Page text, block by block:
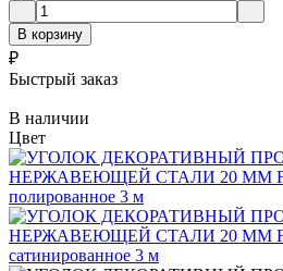
В корзину
₽
Быстрый заказ
В наличии
Цвет